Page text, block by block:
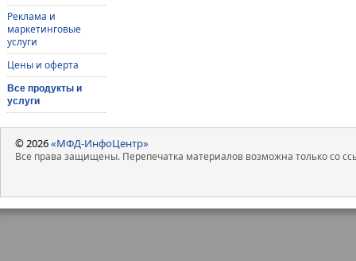
Реклама и
маркетинговые
услуги
Цены и оферта
Все продукты и
услуги
© 2026«МФД-ИнфоЦентр»
Все права защищены. Перепечатка материалов возможна только со